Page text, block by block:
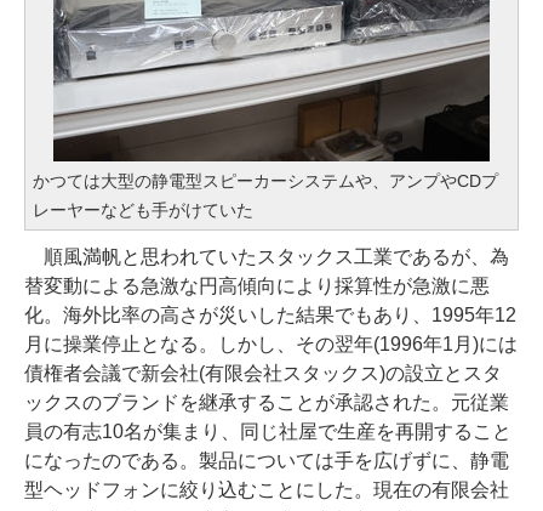
かつては大型の静電型スピーカーシステムや、アンプやCDプ
レーヤーなども手がけていた
順風満帆と思われていたスタックス工業であるが、為
替変動による急激な円高傾向により採算性が急激に悪
化。海外比率の高さが災いした結果でもあり、1995年12
月に操業停止となる。しかし、その翌年(1996年1月)には
債権者会議で新会社(有限会社スタックス)の設立とスタ
ックスのブランドを継承することが承認された。元従業
員の有志10名が集まり、同じ社屋で生産を再開すること
になったのである。製品については手を広げずに、静電
型ヘッドフォンに絞り込むことにした。現在の有限会社